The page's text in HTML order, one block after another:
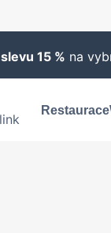
slevu 15 % na
Restaurace